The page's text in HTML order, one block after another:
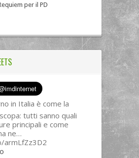
per il PD
in Italia è come la
tutti sanno quali
principali e come
ne…
armLfZz3D2